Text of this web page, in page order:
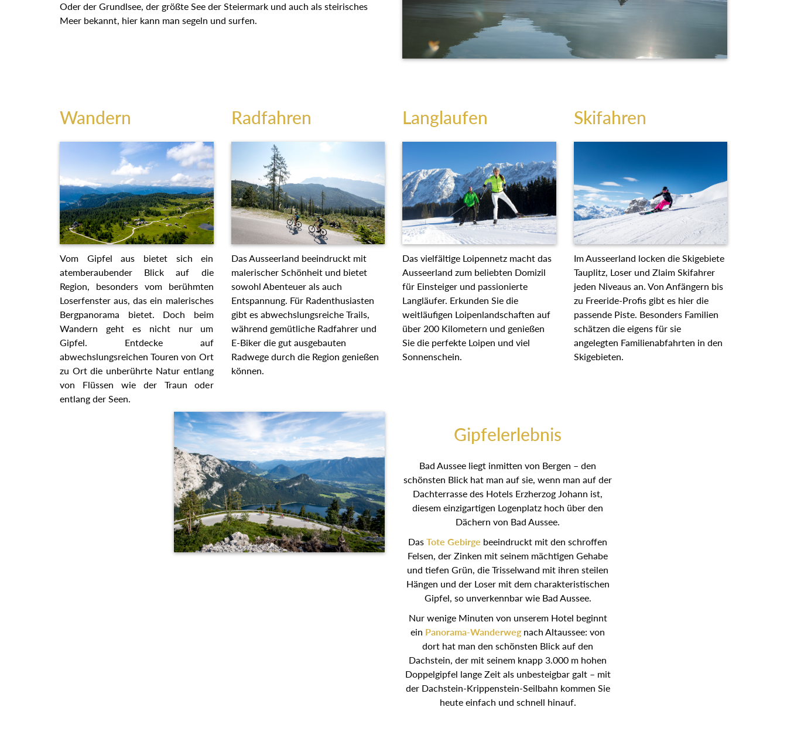
Oder der Grundlsee, der größte See der Steiermark und auch als steirisches
Meer bekannt, hier kann man segeln und surfen.
Wandern
Vom Gipfel aus bietet sich ein
atemberaubender Blick auf die
Region, besonders vom berühmten
Loserfenster aus, das ein malerisches
Bergpanorama bietet. Doch beim
Wandern geht es nicht nur um
Gipfel. Entdecke auf
abwechslungsreichen Touren von Ort
zu Ort die unberührte Natur entlang
von Flüssen wie der Traun oder
entlang der Seen.
Radfahren
Das Ausseerland beeindruckt mit
malerischer Schönheit und bietet
sowohl Abenteuer als auch
Entspannung. Für Radenthusiasten
gibt es abwechslungsreiche Trails,
während gemütliche Radfahrer und
E-Biker die gut ausgebauten
Radwege durch die Region genießen
können.
Langlaufen
Das vielfältige Loipennetz macht das
Ausseerland zum beliebten Domizil
für Einsteiger und passionierte
Langläufer. Erkunden Sie die
weitläufigen Loipenlandschaften auf
über 200 Kilometern und genießen
Sie die perfekte Loipen und viel
Sonnenschein.
Skifahren
Im Ausseerland locken die Skigebiete
Tauplitz, Loser und Zlaim Skifahrer
jeden Niveaus an. Von Anfängern bis
zu Freeride-Profis gibt es hier die
passende Piste. Besonders Familien
schätzen die eigens für sie
angelegten Familienabfahrten in den
Skigebieten.
Gipfelerlebnis
Bad Aussee liegt inmitten von Bergen – den
schönsten Blick hat man auf sie, wenn man auf der
Dachterrasse des Hotels Erzherzog Johann ist,
diesem einzigartigen Logenplatz hoch über den
Dächern von Bad Aussee.
Das Tote Gebirge beeindruckt mit den schroffen
Felsen, der Zinken mit seinem mächtigen Gehabe
und tiefen Grün, die Trisselwand mit ihren steilen
Hängen und der Loser mit dem charakteristischen
Gipfel, so unverkennbar wie Bad Aussee.
Nur wenige Minuten von unserem Hotel beginnt
ein Panorama-Wanderwegnach Altaussee: von
dort hat man den schönsten Blick auf den
Dachstein, der mit seinem knapp 3.000 m hohen
Doppelgipfel lange Zeit als unbesteigbar galt – mit
der Dachstein-Krippenstein-Seilbahn kommen Sie
heute einfach und schnell hinauf.